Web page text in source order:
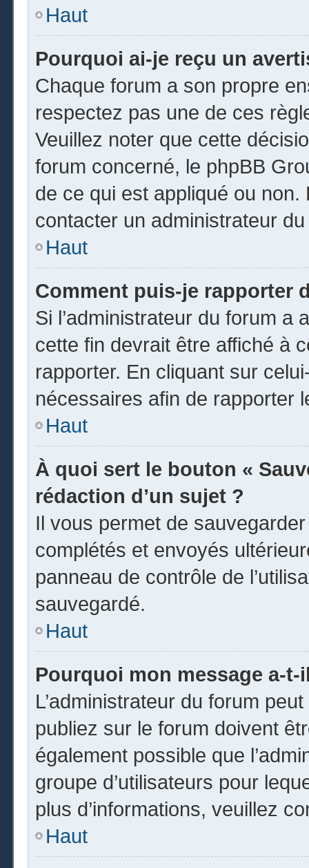
Haut
Pourquoi ai-je reçu un
Chaque forum a son propre
respectez pas une de ces
Veuillez noter que cette
forum concerné, le phpBB
de ce qui est appliqué ou non.
contacter un administrateur
Haut
Comment puis-je rapporter
Si l’administrateur du forum a
cette fin devrait être affiché à
rapporter. En cliquant sur
nécessaires afin de rapporter
Haut
À quoi sert le bouton «
rédaction d’un sujet ?
Il vous permet de
complétés et envoyés
panneau de contrôle de
sauvegardé.
Haut
Pourquoi mon message a-
L’administrateur du forum
publiez sur le forum doivent
également possible que
groupe d’utilisateurs pour
plus d’informations, veuillez
Haut